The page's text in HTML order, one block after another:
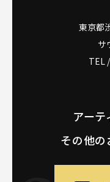
東京都
サ
TEL
アー
その他の